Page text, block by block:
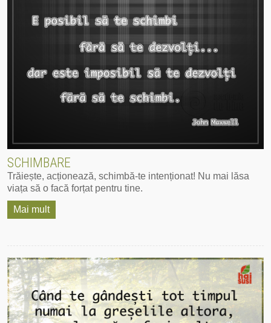
SCHIMBARE
Trăiește, acționează, schimbă-te intenționat! Nu mai lăsa
‪viața‬ să o facă forțat pentru tine.
Mai mult